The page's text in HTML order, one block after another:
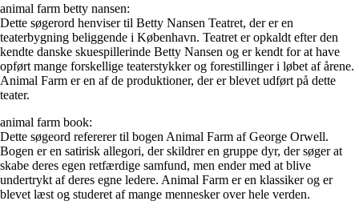
animal farm betty nansen:
Dette søgerord henviser til Betty Nansen Teatret, der er en
teaterbygning beliggende i København. Teatret er opkaldt efter den
kendte danske skuespillerinde Betty Nansen og er kendt for at have
opført mange forskellige teaterstykker og forestillinger i løbet af årene.
Animal Farm er en af de produktioner, der er blevet udført på dette
teater.
animal farm book:
Dette søgeord refererer til bogen Animal Farm af George Orwell.
Bogen er en satirisk allegori, der skildrer en gruppe dyr, der søger at
skabe deres egen retfærdige samfund, men ender med at blive
undertrykt af deres egne ledere. Animal Farm er en klassiker og er
blevet læst og studeret af mange mennesker over hele verden.